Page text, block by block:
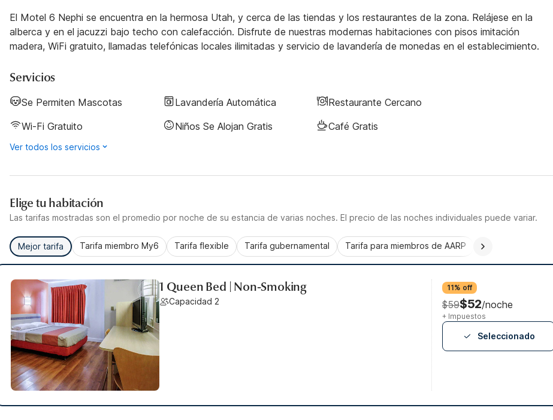
El Motel 6 Nephi se encuentra en la hermosa Utah, y cerca de las tiendas y los restaurantes de la zona. Relájese en la
alberca y en el jacuzzi bajo techo con calefacción. Disfrute de nuestras modernas habitaciones con pisos imitación
madera, WiFi gratuito, llamadas telefónicas locales ilimitadas y servicio de lavandería de monedas en el establecimiento.
Servicios
Se Permiten Mascotas Lavandería Automática
Restaurante Cercano
Wi-Fi Gratuito
Niños Se Alojan Gratis Café Gratis
Ver todos los servicios
Elige tu habitación
Las tarifas mostradas son el promedio por noche de su estancia de varias noches. El precio de las noches individuales puede variar.
Mejor tarifa Tarifa miembro My6 Tarifa flexible Tarifa gubernamental Tarifa para miembros de AARP CorporatePlus(CP)
1 Queen Bed | Non-Smoking
Capacidad 2
11% off
$59$52/noche
+ Impuestos
Seleccionado